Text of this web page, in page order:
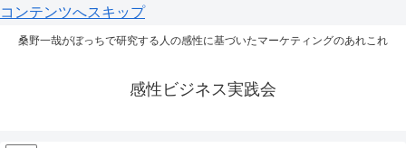
コンテンツへスキップ
桑野一哉がぼっちで研究する人の感性に基づいたマーケティングのあれこれ
感性ビジネス実践会